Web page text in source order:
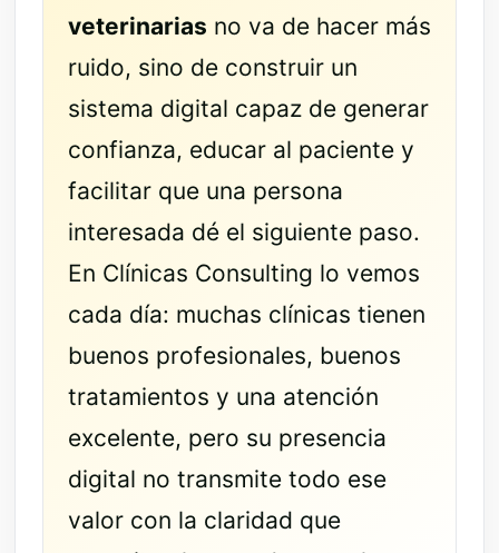
veterinarias no va de hacer más
ruido, sino de construir un
sistema digital capaz de generar
confianza, educar al paciente y
facilitar que una persona
interesada dé el siguiente paso.
En Clínicas Consulting lo vemos
cada día: muchas clínicas tienen
buenos profesionales, buenos
tratamientos y una atención
excelente, pero su presencia
digital no transmite todo ese
valor con la claridad que